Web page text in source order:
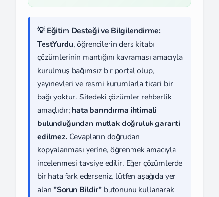
💡 Eğitim Desteği ve Bilgilendirme:
TestYurdu, öğrencilerin ders kitabı
çözümlerinin mantığını kavraması amacıyla
kurulmuş bağımsız bir portal olup,
yayınevleri ve resmi kurumlarla ticari bir
bağı yoktur. Sitedeki çözümler rehberlik
amaçlıdır; hata barındırma ihtimali
bulunduğundan mutlak doğruluk garanti
edilmez. Cevapların doğrudan
kopyalanması yerine, öğrenmek amacıyla
incelenmesi tavsiye edilir. Eğer çözümlerde
bir hata fark ederseniz, lütfen aşağıda yer
alan "Sorun Bildir" butonunu kullanarak